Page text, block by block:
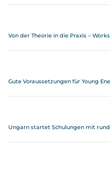
Von der Theorie in die Praxis –
Gute Voraussetzungen für Young
Ungarn startet Schulungen mit